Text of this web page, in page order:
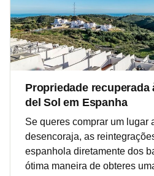
Propriedade recuperada
del Sol em Espanha
Se queres comprar um lugar
desencoraja, as
espanhola diretamente dos
ótima maneira de obteres